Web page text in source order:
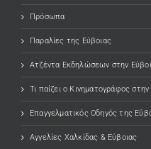
Πρόσωπα
Παραλίες της Εύβοιας
Ατζέντα Εκδηλώσεων στην
Τι παίζει ο Κινηματογράφος
Επαγγελματικός Οδηγός της
Αγγελίες Χαλκίδας & Εύβοιας